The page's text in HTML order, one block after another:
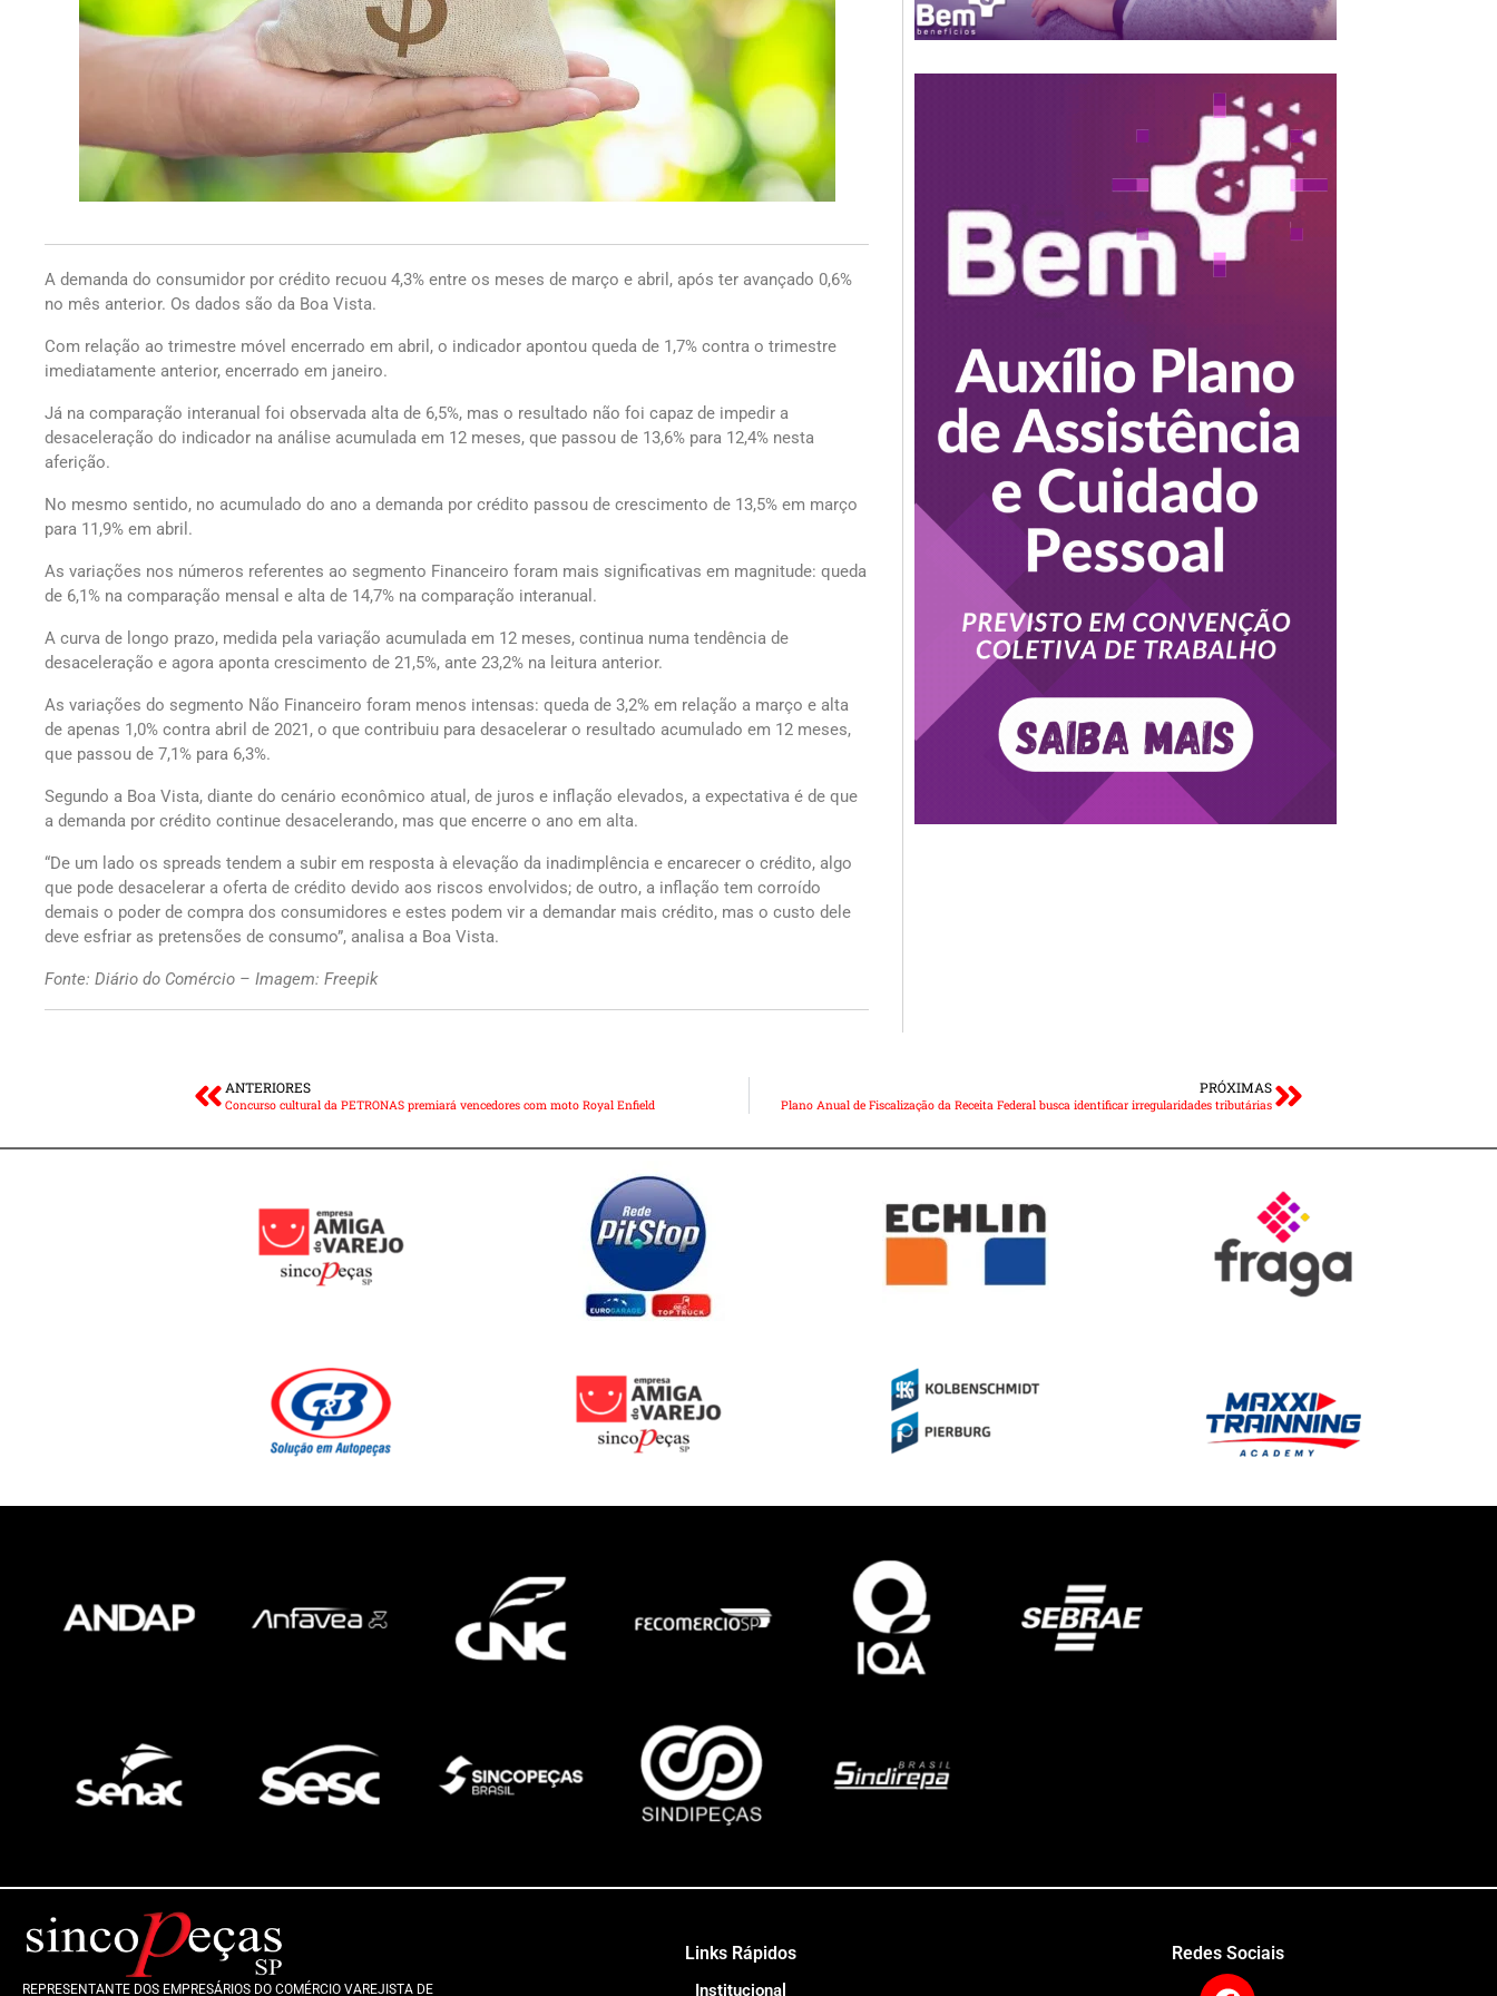
A demanda do consumidor por crédito recuou 4,3% entre os meses de março e abril, após ter avançado 0,6%
no mês anterior. Os dados são da Boa Vista.
Com relação ao trimestre móvel encerrado em abril, o indicador apontou queda de 1,7% contra o trimestre
imediatamente anterior, encerrado em janeiro.
Já na comparação interanual foi observada alta de 6,5%, mas o resultado não foi capaz de impedir a
desaceleração do indicador na análise acumulada em 12 meses, que passou de 13,6% para 12,4% nesta
aferição.
No mesmo sentido, no acumulado do ano a demanda por crédito passou de crescimento de 13,5% em março
para 11,9% em abril.
As variações nos números referentes ao segmento Financeiro foram mais significativas em magnitude: queda
de 6,1% na comparação mensal e alta de 14,7% na comparação interanual.
A curva de longo prazo, medida pela variação acumulada em 12 meses, continua numa tendência de
desaceleração e agora aponta crescimento de 21,5%, ante 23,2% na leitura anterior.
As variações do segmento Não Financeiro foram menos intensas: queda de 3,2% em relação a março e alta
de apenas 1,0% contra abril de 2021, o que contribuiu para desacelerar o resultado acumulado em 12 meses,
que passou de 7,1% para 6,3%.
Segundo a Boa Vista, diante do cenário econômico atual, de juros e inflação elevados, a expectativa é de que
a demanda por crédito continue desacelerando, mas que encerre o ano em alta.
“De um lado os spreads tendem a subir em resposta à elevação da inadimplência e encarecer o crédito, algo
que pode desacelerar a oferta de crédito devido aos riscos envolvidos; de outro, a inflação tem corroído
demais o poder de compra dos consumidores e estes podem vir a demandar mais crédito, mas o custo dele
deve esfriar as pretensões de consumo”, analisa a Boa Vista.
Fonte: Diário do Comércio – Imagem: Freepik
ANTERIORES
Concurso cultural da PETRONAS premiará vencedores com moto Royal Enfield
PRÓXIMAS
Plano Anual de Fiscalização da Receita Federal busca identificar irregularidades tributárias
REPRESENTANTE DOS EMPRESÁRIOS DO COMÉRCIO VAREJISTA DE
Links Rápidos
Institucional
Redes Sociais